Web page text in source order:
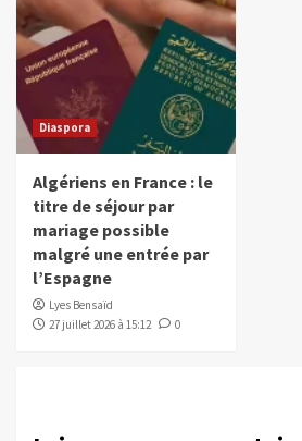
Diaspora
Algériens en France : le
titre de séjour par
mariage possible
malgré une entrée par
l’Espagne
Lyes Bensaïd
27 juillet 2026 à 15:12
0